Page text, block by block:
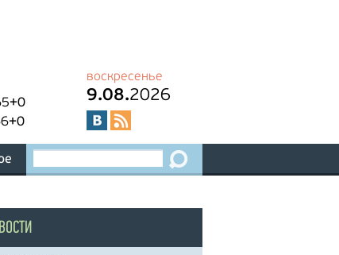
+0
+0
воскресенье
9.08.2026